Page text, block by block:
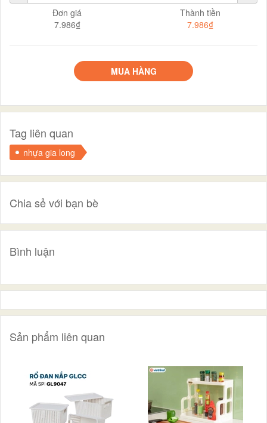
Đơn giá
7.986₫
Thành tiền
7.986₫
MUA HÀNG
Tag liên quan
nhựa gia long
Chia sẻ với bạn bè
Bình luận
Sản phẩm liên quan